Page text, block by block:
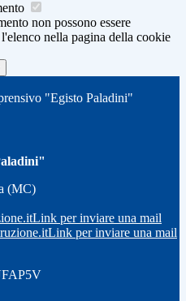
non possono essere
nella pagina della cookie
"Egisto Paladini"
(MC)
Link per inviare una mail
Link per inviare una mail